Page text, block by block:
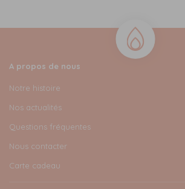
A propos de nous
Notre histoire
Nos actualités
Questions fréquentes
Nous contacter
Carte cadeau